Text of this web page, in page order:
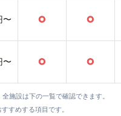
〜 ○ ○
〜 ○ ○
施設は下の一覧で確認できます。
すめする項目です。